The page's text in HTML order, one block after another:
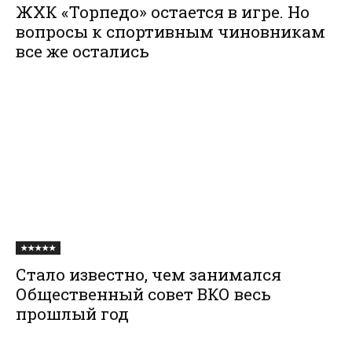
ЖХК «Торпедо» остается в игре. Но
вопросы к спортивным чиновникам
все же остались
★★★★★
Стало известно, чем занимался
Общественный совет ВКО весь
прошлый год